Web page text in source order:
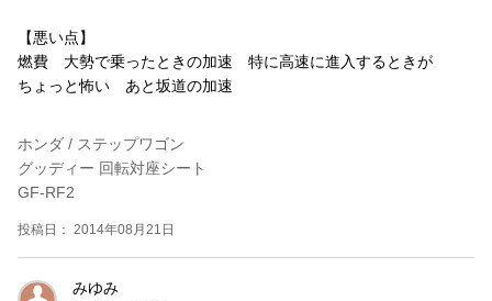
【悪い点】
燃費 大勢で乗ったときの加速 特に高速に進入するときが
ちょっと怖い あと坂道の加速
ホンダ / ステップワゴン
グッディー 回転対座シート
GF-RF2
投稿日： 2014年08月21日
みゆみ